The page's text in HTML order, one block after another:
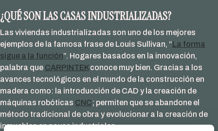
¿QUÉ SON LAS CASAS INDUSTRIALIZADAS?
Las viviendas industrializadas son uno de los mejores
ejemplos de la famosa frase de Louis Sullivan, “La forma
sigue a la función”. Hogares basados en la innovación,
palabra que CARPINTEKconoce muy bien. Gracias a los
avances tecnológicos en el mundo de la construcción en
madera como: la introducción de CAD y la creación de
máquinas robóticas CNC; permiten que se abandone el
método tradicional de obra y evolucionar a la creación de
inmuebles en naves industriales.